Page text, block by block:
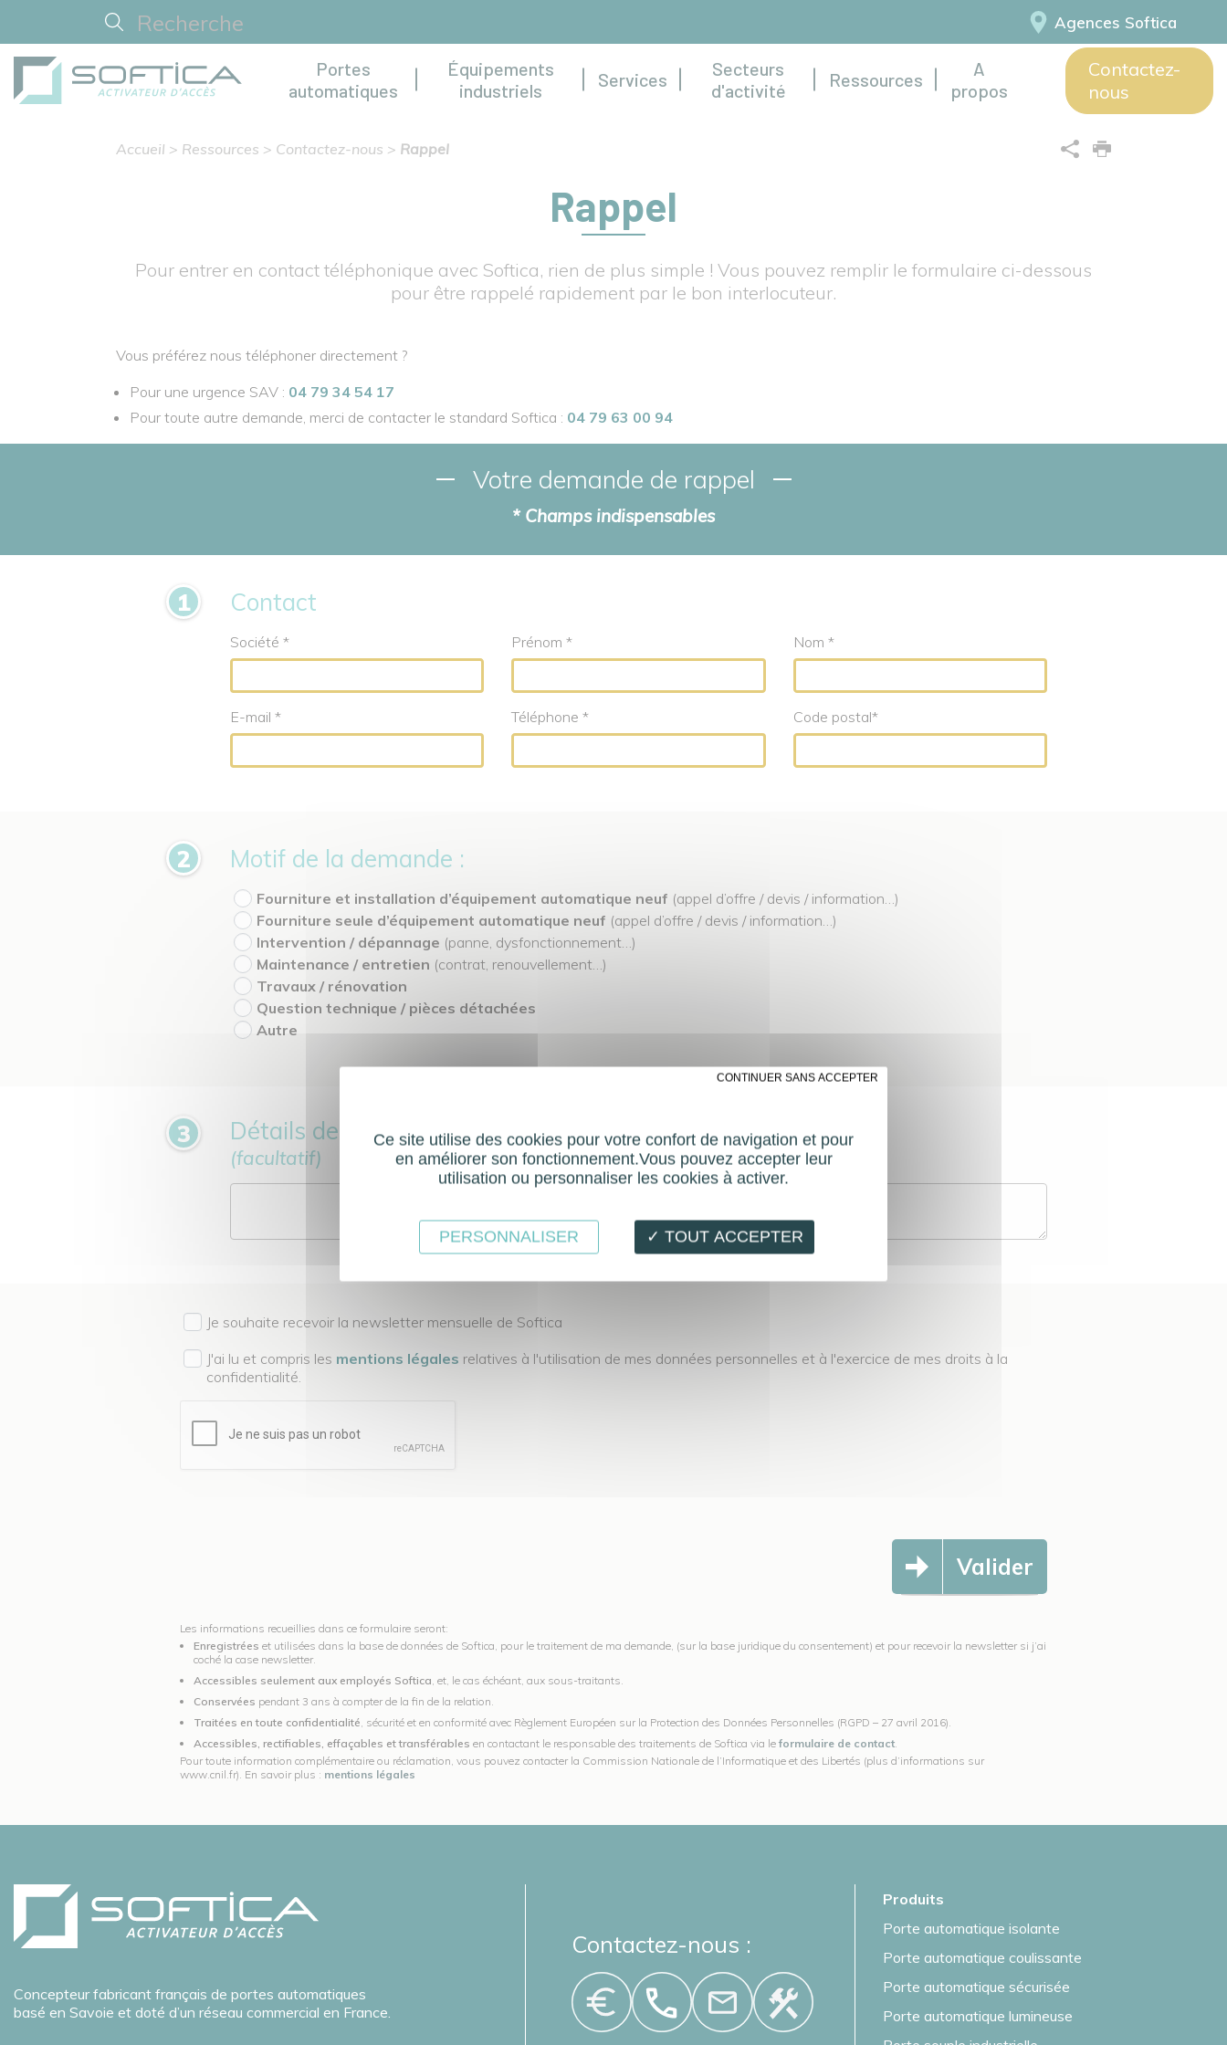
Agences Softica
Portes
automatiques
Équipements
industriels
Services
Secteurs
d'activité
Ressources
A
propos
Contactez-
nous
Accueil > Ressources > Contactez-nous > Rappel
Rappel
Pour entrer en contact téléphonique avec Softica, rien de plus simple ! Vous pouvez remplir le formulaire ci-dessous
pour être rappelé rapidement par le bon interlocuteur.
Vous préférez nous téléphoner directement ?
Pour une urgence SAV : 04 79 34 54 17
Pour toute autre demande, merci de contacter le standard Softica : 04 79 63 00 94
Votre demande de rappel
* Champs indispensables
Contact
Société * Prénom * Nom *
E-mail * Téléphone * Code postal*
Motif de la demande :
Fourniture et installation d’équipement automatique neuf (appel d’offre / devis / information…)
Fourniture seule d’équipement automatique neuf (appel d’offre / devis / information…)
Intervention / dépannage (panne, dysfonctionnement…)
Maintenance / entretien (contrat, renouvellement…)
Travaux / rénovation
Question technique / pièces détachées
Autre
Détails de la demande :
(facultatif)
Je souhaite recevoir la newsletter mensuelle de Softica
J'ai lu et compris les mentions légales relatives à l'utilisation de mes données personnelles et à l'exercice de mes droits à la
confidentialité.
Valider
Les informations recueillies dans ce formulaire seront:
Enregistrées et utilisées dans la base de données de Softica, pour le traitement de ma demande, (sur la base juridique du consentement) et pour recevoir la newsletter si j’ai
coché la case newsletter.
Accessibles seulement aux employés Softica, et, le cas échéant, aux sous-traitants.
Conservées pendant 3 ans à compter de la fin de la relation.
Traitées en toute confidentialité, sécurité et en conformité avec Règlement Européen sur la Protection des Données Personnelles (RGPD – 27 avril 2016).
Accessibles, rectifiables, effaçables et transférables en contactant le responsable des traitements de Softica via le formulaire de contact.
Pour toute information complémentaire ou réclamation, vous pouvez contacter la Commission Nationale de l’Informatique et des Libertés (plus d’informations sur
www.cnil.fr). En savoir plus : mentions légales
Concepteur fabricant français de portes automatiques
basé en Savoie et doté d’un réseau commercial en France.
Contactez-nous :
Produits
Porte automatique isolante
Porte automatique coulissante
Porte automatique sécurisée
Porte automatique lumineuse
Ce site utilise des cookies pour votre confort de navigation et pour
en améliorer son fonctionnement.Vous pouvez accepter leur
utilisation ou personnaliser les cookies à activer.
✓ TOUT ACCEPTER
✗ CONTINUER SANS ACCEPTER
PERSONNALISER